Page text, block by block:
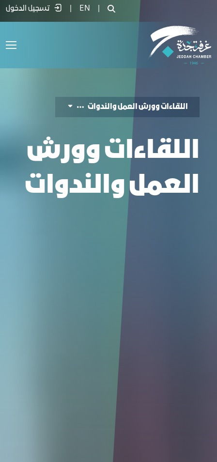
اللقاءات وورش العمل والندوات - غرفة جدة
EN تسجيل الدخول
اللقاءات وورش العمل والندوات
اللقاءات وورش
العمل والندوات